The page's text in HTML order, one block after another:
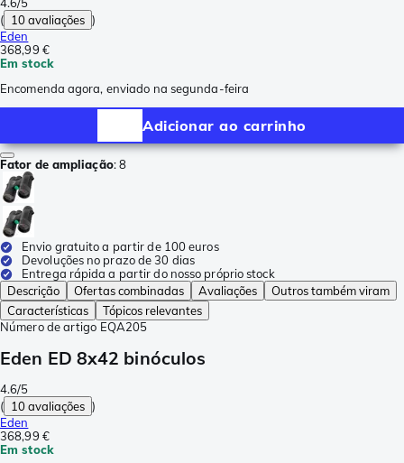
4.6/5
( 10 avaliações )
Eden
368,99 €
Em stock
Encomenda agora, enviado na segunda-feira
Adicionar ao carrinho
Fator de ampliação:8
Envio gratuito a partir de 100 euros
Devoluções no prazo de 30 dias
Entrega rápida a partir do nosso próprio stock
Descrição
Ofertas combinadas Avaliações
Outros também viram
Características
Tópicos relevantes
Número de artigo EQA205
Eden ED 8x42 binóculos
4.6/5
( 10 avaliações )
Eden
368,99 €
Em stock